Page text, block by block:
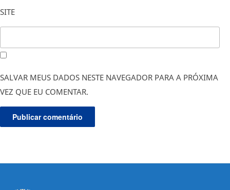
SITE
SALVAR MEUS DADOS NESTE NAVEGADOR PARA A PRÓXIMA
VEZ QUE EU COMENTAR.